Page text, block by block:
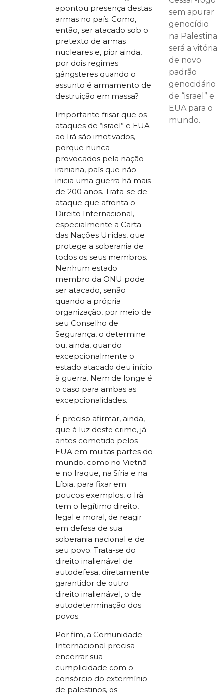
apontou presença destas
armas no país. Como,
então, ser atacado sob o
pretexto de armas
nucleares e, pior ainda,
por dois regimes
gângsteres quando o
assunto é armamento de
destruição em massa?
Importante frisar que os
ataques de “israel” e EUA
ao Irã são imotivados,
porque nunca
provocados pela nação
iraniana, país que não
inicia uma guerra há mais
de 200 anos. Trata-se de
ataque que afronta o
Direito Internacional,
especialmente a Carta
das Nações Unidas, que
protege a soberania de
todos os seus membros.
Nenhum estado
membro da ONU pode
ser atacado, senão
quando a própria
organização, por meio de
seu Conselho de
Segurança, o determine
ou, ainda, quando
excepcionalmente o
estado atacado deu início
à guerra. Nem de longe é
o caso para ambas as
excepcionalidades.
É preciso afirmar, ainda,
que à luz deste crime, já
antes cometido pelos
EUA em muitas partes do
mundo, como no Vietnã
e no Iraque, na Síria e na
Líbia, para fixar em
poucos exemplos, o Irã
tem o legítimo direito,
legal e moral, de reagir
em defesa de sua
soberania nacional e de
seu povo. Trata-se do
direito inalienável de
autodefesa, diretamente
garantidor de outro
direito inalienável, o de
autodeterminação dos
povos.
Por fim, a Comunidade
Internacional precisa
encerrar sua
cumplicidade com o
consórcio do extermínio
de palestinos, os
sem apurar
genocídio
na Palestina
será a vitória
de novo
padrão
genocidário
de “israel” e
EUA para o
mundo.